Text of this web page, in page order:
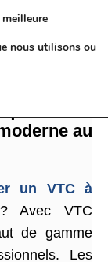
au
un VTC à
Avec VTC
de gamme
Les
nous utilisons ou